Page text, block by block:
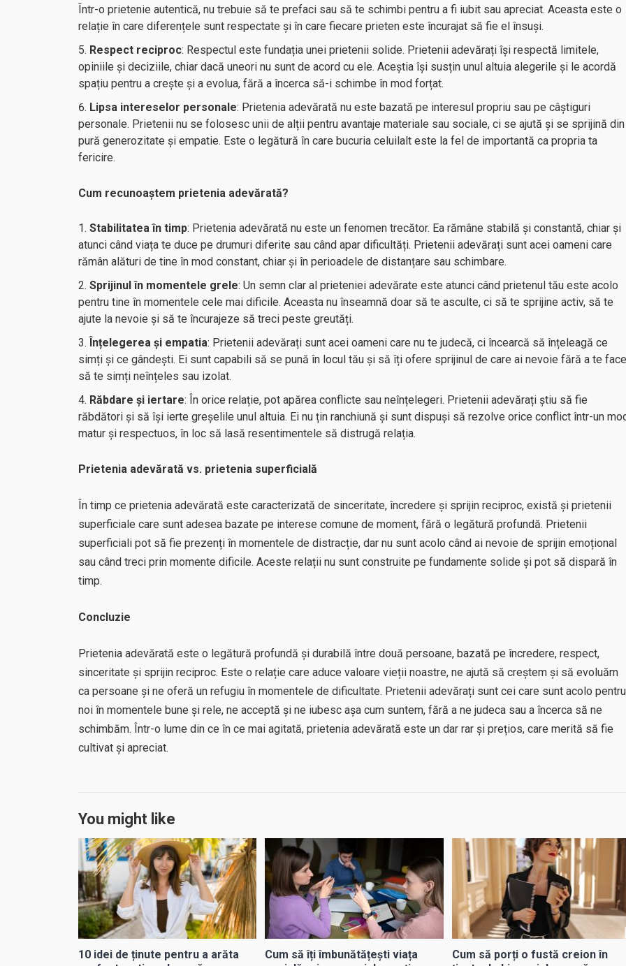
Într-o prietenie autentică, nu trebuie să te prefaci sau să te schimbi pentru a fi iubit sau apreciat. Aceasta este o
relație în care diferențele sunt respectate și în care fiecare prieten este încurajat să fie el însuși.
Respect reciproc: Respectul este fundația unei prietenii solide. Prietenii adevărați își respectă limitele,
opiniile și deciziile, chiar dacă uneori nu sunt de acord cu ele. Aceștia își susțin unul altuia alegerile și le acordă
spațiu pentru a crește și a evolua, fără a încerca să-i schimbe în mod forțat.
Lipsa intereselor personale: Prietenia adevărată nu este bazată pe interesul propriu sau pe câștiguri
personale. Prietenii nu se folosesc unii de alții pentru avantaje materiale sau sociale, ci se ajută și se sprijină din
pură generozitate și empatie. Este o legătură în care bucuria celuilalt este la fel de importantă ca propria ta
fericire.
Cum recunoaștem prietenia adevărată?
Stabilitatea în timp: Prietenia adevărată nu este un fenomen trecător. Ea rămâne stabilă și constantă, chiar și
atunci când viața te duce pe drumuri diferite sau când apar dificultăți. Prietenii adevărați sunt acei oameni care
rămân alături de tine în mod constant, chiar și în perioadele de distanțare sau schimbare.
Sprijinul în momentele grele: Un semn clar al prieteniei adevărate este atunci când prietenul tău este acolo
pentru tine în momentele cele mai dificile. Aceasta nu înseamnă doar să te asculte, ci să te sprijine activ, să te
ajute la nevoie și să te încurajeze să treci peste greutăți.
Înțelegerea și empatia: Prietenii adevărați sunt acei oameni care nu te judecă, ci încearcă să înțeleagă ce
simți și ce gândești. Ei sunt capabili să se pună în locul tău și să îți ofere sprijinul de care ai nevoie fără a te face
să te simți neînțeles sau izolat.
Răbdare și iertare: În orice relație, pot apărea conflicte sau neînțelegeri. Prietenii adevărați știu să fie
răbdători și să își ierte greșelile unul altuia. Ei nu țin ranchiună și sunt dispuși să rezolve orice conflict într-un
matur și respectuos, în loc să lasă resentimentele să distrugă relația.
Prietenia adevărată vs. prietenia superficială
În timp ce prietenia adevărată este caracterizată de sinceritate, încredere și sprijin reciproc, există și prietenii
superficiale care sunt adesea bazate pe interese comune de moment, fără o legătură profundă. Prietenii
superficiali pot să fie prezenți în momentele de distracție, dar nu sunt acolo când ai nevoie de sprijin emoțional
sau când treci prin momente dificile. Aceste relații nu sunt construite pe fundamente solide și pot să dispară în
timp.
Concluzie
Prietenia adevărată este o legătură profundă și durabilă între două persoane, bazată pe încredere, respect,
sinceritate și sprijin reciproc. Este o relație care aduce valoare vieții noastre, ne ajută să creștem și să evoluăm
ca persoane și ne oferă un refugiu în momentele de dificultate. Prietenii adevărați sunt cei care sunt acolo pentru
noi în momentele bune și rele, ne acceptă și ne iubesc așa cum suntem, fără a ne judeca sau a încerca să ne
schimbăm. Într-o lume din ce în ce mai agitată, prietenia adevărată este un dar rar și prețios, care merită să fie
cultivat și apreciat.
You might like
10 idei de ținute pentru a arăta
Cum să îți îmbunătățești viața
Cum să porți o fustă creion în